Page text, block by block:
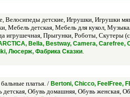
Велосипеды детские, Игрушки, Игрушки
Мебель детская, Мебель для кукол,
игрушечная, Прыгунки, Роботы,
Bella, Bestway, Camera, Carefree,
Люсерж, Фабрика Сказки.
платья. / Bertoni, Chicco, FeelFree,
Обувь домашняя, Обувь женская,